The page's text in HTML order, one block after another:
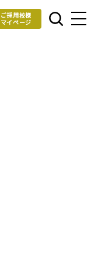
ご採用校様
マイページ